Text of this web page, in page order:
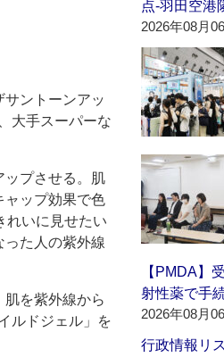
ントーンアッ
大手スーパーな
プさせる。肌
ャップ効果で色
れいに見せたい
った人の紫外線
を紫外線から
ルドジェル」を
点‐羽田空港
2026年08月
【PMDA】
射性薬で手
2026年08月
行政情報リ